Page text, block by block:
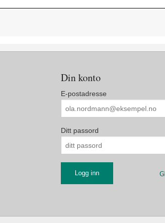
Din konto
E-postadresse
Ditt passord